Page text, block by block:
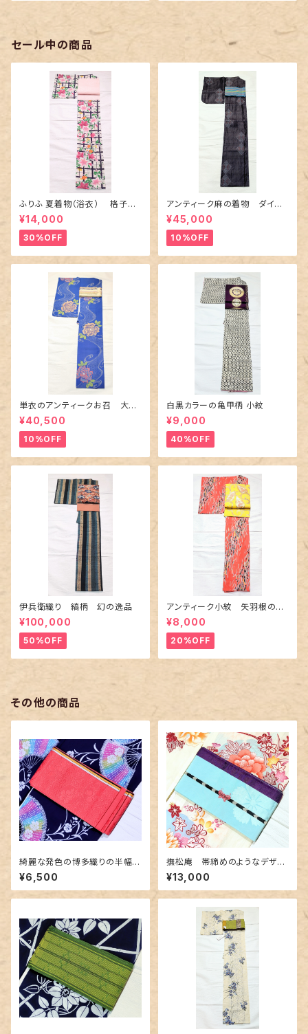
セール中の商品
ふりふ 夏着物（浴衣） 格子に
百合や秋草花
¥14,000
30%OFF
アンティーク麻の着物 ダイヤ
に市松柄の上布
¥45,000
10%OFF
単衣のアンティークお召 大輪
の薔薇柄柄
¥40,500
10%OFF
白黒カラーの亀甲柄 小紋
¥9,000
40%OFF
伊兵衛織り 縞柄 幻の逸品
¥100,000
50%OFF
アンティーク小紋 矢羽根の地
紋に短冊柄 裄６６cm
¥8,000
20%OFF
その他の商品
綺麗な発色の博多織りの半幅
帯 ピンク色
¥6,500
撫松庵 帯締めのようなデザイ
ン半幅帯 水色&紫色
¥13,000